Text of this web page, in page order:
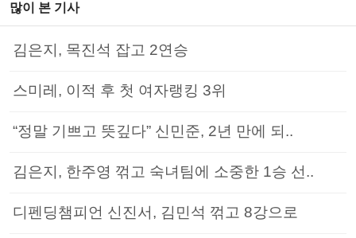
많이 본 기사
김은지, 목진석 잡고 2연승
스미레, 이적 후 첫 여자랭킹 3위
“정말 기쁘고 뜻깊다” 신민준, 2년 만에 되..
김은지, 한주영 꺾고 숙녀팀에 소중한 1승 선..
디펜딩챔피언 신진서, 김민석 꺾고 8강으로